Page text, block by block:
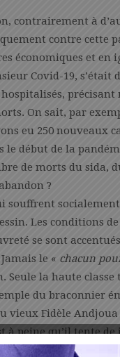
contrairement à
contre cette
économiques et en
Covid-19,
On sait, par
eu 250 nouveaux
début de la
de morts du sida,
?
souffrent
Les conditions
se sont
le « chacun
Seule la haute
du braconnier
vieux Fidèle
à peine qu’il tente
Gabonais d’en bas